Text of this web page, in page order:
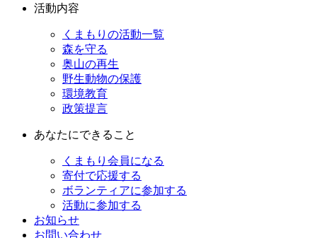
活動内容
くまもりの活動一覧
森を守る
奥山の再生
野生動物の保護
環境教育
政策提言
あなたにできること
くまもり会員になる
寄付で応援する
ボランティアに参加する
活動に参加する
お知らせ
お問い合わせ